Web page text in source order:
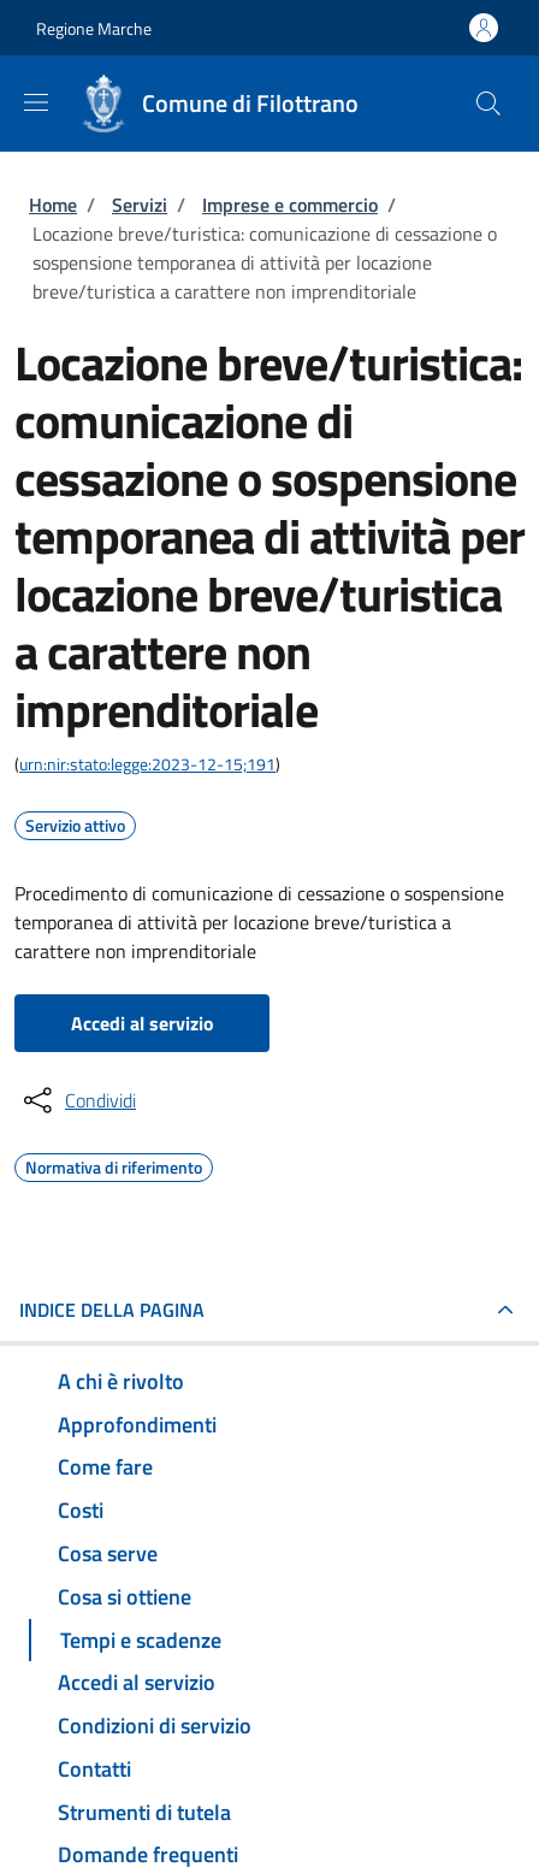
Regione Marche
Comune di Filottrano
Briciole di pane
Home / Servizi / Imprese e commercio /
Locazione breve/turistica: comunicazione di cessazione o
sospensione temporanea di attività per locazione
breve/turistica a carattere non imprenditoriale
Locazione breve/turistica:
comunicazione di
cessazione o sospensione
temporanea di attività per
locazione breve/turistica
a carattere non
imprenditoriale
(urn:nir:stato:legge:2023-12-15;191)
Servizio attivo
Procedimento di comunicazione di cessazione o sospensione
temporanea di attività per locazione breve/turistica a
carattere non imprenditoriale
Accedi al servizio
Condividi
Normativa di riferimento
INDICE DELLA PAGINA
A chi è rivolto
Approfondimenti
Come fare
Costi
Cosa serve
Cosa si ottiene
Tempi e scadenze
Accedi al servizio
Condizioni di servizio
Contatti
Strumenti di tutela
Domande frequenti